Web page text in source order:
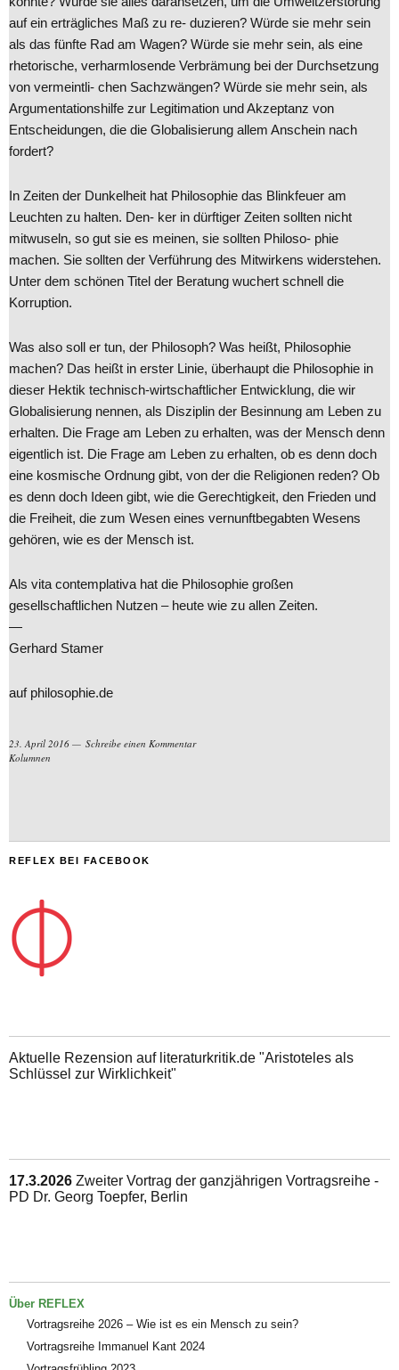
auf ein erträgliches Maß zu re- duzieren? Würde sie mehr sein
als das fünfte Rad am Wagen? Würde sie mehr sein, als eine
rhetorische, verharmlosende Verbrämung bei der Durchsetzung
von vermeintli- chen Sachzwängen? Würde sie mehr sein, als
Argumentationshilfe zur Legitimation und Akzeptanz von
Entscheidungen, die die Globalisierung allem Anschein nach
fordert?
In Zeiten der Dunkelheit hat Philosophie das Blinkfeuer am
Leuchten zu halten. Den- ker in dürftiger Zeiten sollten nicht
mitwuseln, so gut sie es meinen, sie sollten Philoso- phie
machen. Sie sollten der Verführung des Mitwirkens widerstehen.
Unter dem schönen Titel der Beratung wuchert schnell die
Korruption.
Was also soll er tun, der Philosoph? Was heißt, Philosophie
machen? Das heißt in erster Linie, überhaupt die Philosophie in
dieser Hektik technisch-wirtschaftlicher Entwicklung, die wir
Globalisierung nennen, als Disziplin der Besinnung am Leben zu
erhalten. Die Frage am Leben zu erhalten, was der Mensch denn
eigentlich ist. Die Frage am Leben zu erhalten, ob es denn doch
eine kosmische Ordnung gibt, von der die Religionen reden? Ob
es denn doch Ideen gibt, wie die Gerechtigkeit, den Frieden und
die Freiheit, die zum Wesen eines vernunftbegabten Wesens
gehören, wie es der Mensch ist.
Als vita contemplativa hat die Philosophie großen
gesellschaftlichen Nutzen – heute wie zu allen Zeiten.
—
Gerhard Stamer
auf philosophie.de
23. April 2016
Schreibe einen Kommentar
Kolumnen
REFLEX BEI FACEBOOK
Aktuelle Rezension auf literaturkritik.de "Aristoteles als
Schlüssel zur Wirklichkeit"
17.3.2026 Zweiter Vortrag der ganzjährigen Vortragsreihe -
PD Dr. Georg Toepfer, Berlin
Über REFLEX
Vortragsreihe 2026 – Wie ist es ein Mensch zu sein?
Vortragsreihe Immanuel Kant 2024